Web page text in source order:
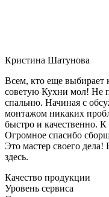
Кристина Шатунова
Всем, кто еще выбирает
советую Кухни мол! Не
спальню. Начиная с
монтажом никаких
быстро и качественно.
Огромное спасибо
Это мастер своего дела!
здесь.
Качество продукции
Уровень сервиса